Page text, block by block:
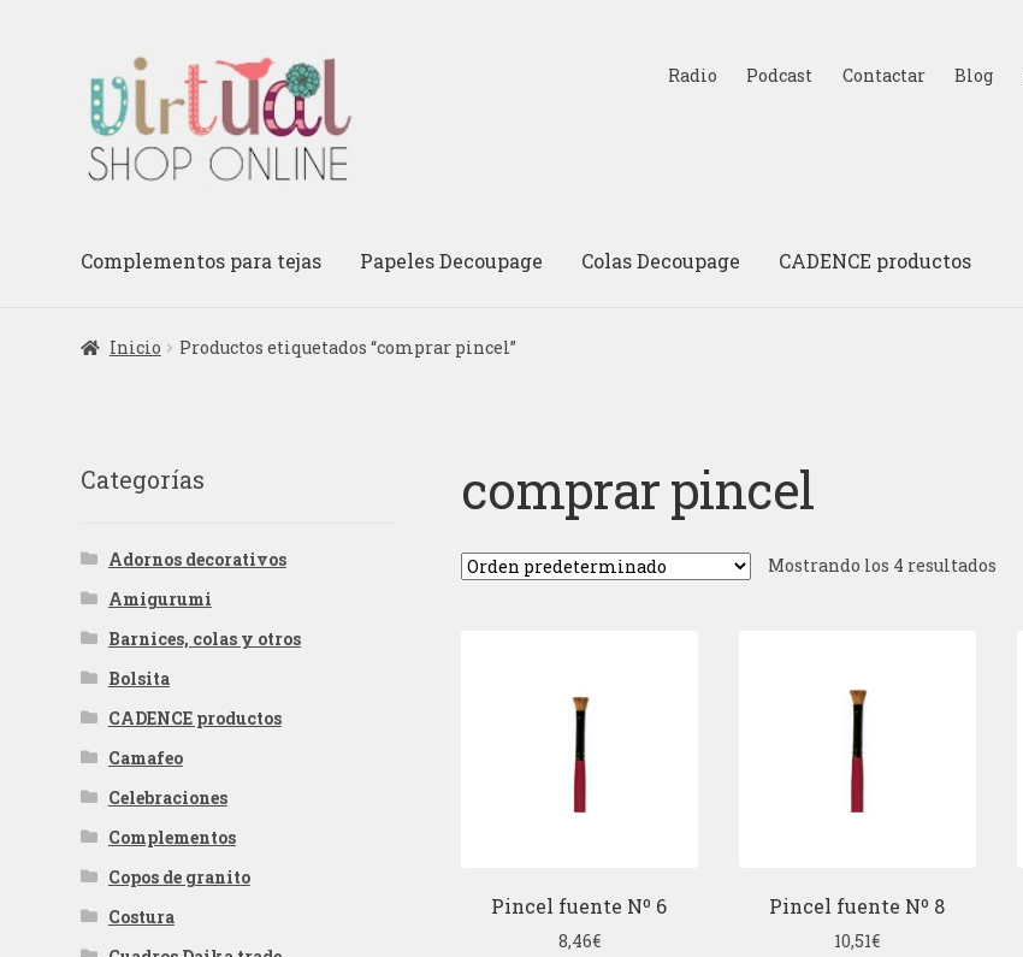
la
navegación
al
contenido
Radio Podcast Contactar Blog
Complementos para tejas Papeles Decoupage Colas Decoupage CADENCE productos
Inicio Productos etiquetados “comprar pincel”
comprar pincel
Mostrando los 4 resultados
Pincel fuente Nº 6
8,46€
Pincel fuente Nº 8
10,51€
Categorías
Adornos decorativos
Amigurumi
Barnices, colas y otros
Bolsita
CADENCE productos
Camafeo
Celebraciones
Complementos
Copos de granito
Costura